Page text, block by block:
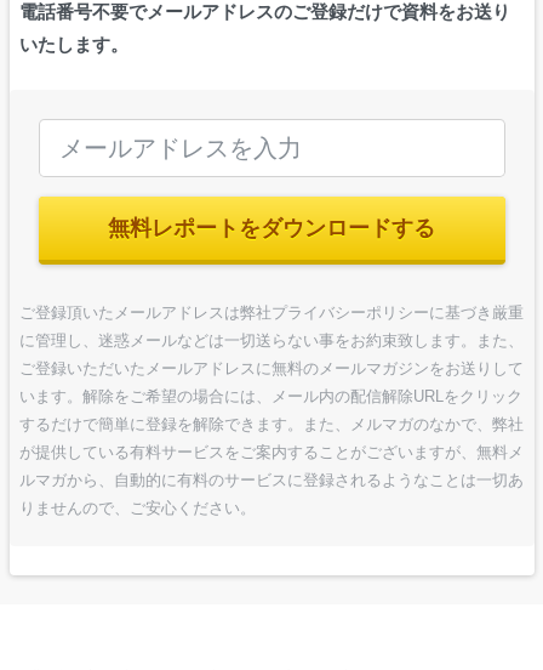
電話番号不要でメールアドレスのご登録だけで資料をお送り
いたします。
無料レポートをダウンロードする
ご登録頂いたメールアドレスは弊社プライバシーポリシーに基づき厳重
に管理し、迷惑メールなどは一切送らない事をお約束致します。また、
ご登録いただいたメールアドレスに無料のメールマガジンをお送りして
います。解除をご希望の場合には、メール内の配信解除URLをクリック
するだけで簡単に登録を解除できます。また、メルマガのなかで、弊社
が提供している有料サービスをご案内することがございますが、無料メ
ルマガから、自動的に有料のサービスに登録されるようなことは一切あ
りませんので、ご安心ください。